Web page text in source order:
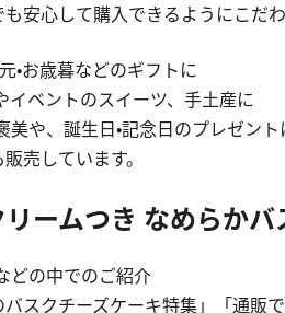
安心して購入できるようにこだわ
元・お歳暮などのギフトに
イベントのスイーツ、手土産に
美や、誕生日・記念日のプレゼント
売しています。
ームつき なめらか
どの中でのご紹介
バスクチーズケーキ特集」「通販